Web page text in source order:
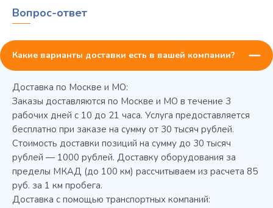
Колода разрубочная КР-5/5
Вопрос-ответ
Какие варианты доставки есть в вашей компании?
Доставка по Москве и МО:
Заказы доставляются по Москве и МО в течение 3
рабочих дней с 10 до 21 часа. Услуга предоставляется
бесплатно при заказе на сумму от 30 тысяч рублей.
Стоимость доставки позиций на сумму до 30 тысяч
рублей — 1000 рублей. Доставку оборудования за
пределы МКАД (до 100 км) рассчитываем из расчета 85
руб. за 1 км пробега.
Доставка с помощью транспортных компаний: